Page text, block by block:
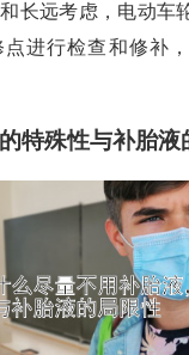
长远考虑，电动车
点进行检查和修补
特殊性与补胎液